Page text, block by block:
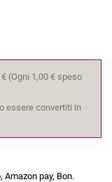
(Ogni 1,00 € speso
essere convertiti in
Amazon pay, Bon.